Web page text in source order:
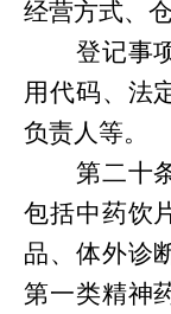
经营方式、
登记事
用代码、法
负责人等。
第二十
包括中药饮
品、体外诊
第一类精神